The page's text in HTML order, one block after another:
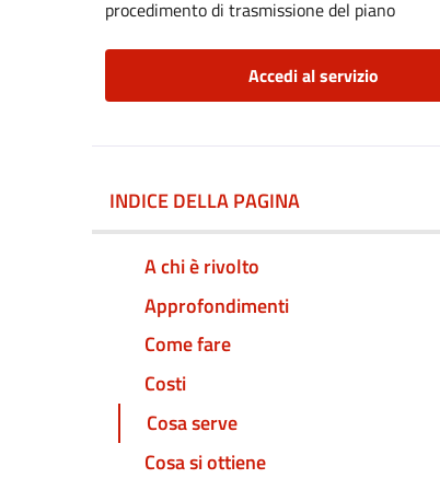
procedimento di trasmissione del piano
Accedi al servizio
INDICE DELLA PAGINA
A chi è rivolto
Approfondimenti
Come fare
Costi
Cosa serve
Cosa si ottiene